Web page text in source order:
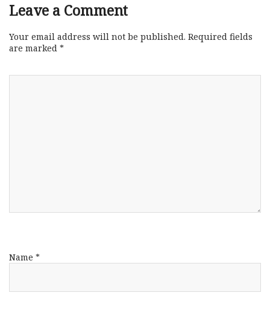
Leave a Comment
Your email address will not be published. Required fields
are marked *
Name *